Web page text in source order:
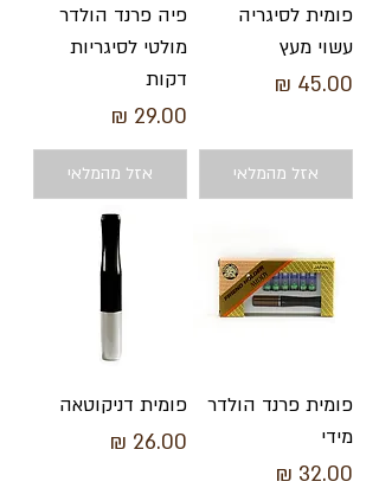
פומית לסיגריה
עשוי מעץ
מחיר
אזל מהמלאי
פיה פרנד הולדר
מולטי לסיגריות
דקות
מחיר
אזל מהמלאי
פומית פרנד הולדר
מידי
מחיר
פומית דניקוטאה
מחיר